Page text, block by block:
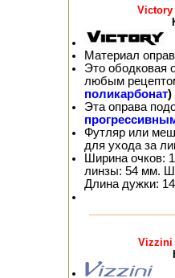
Victory
Материал
Это ободковая
любым
поликарбонат)
Эта оправа
Футляр или
для ухода за
Ширина очков:
линзы: 54 мм.
Длина дужки:
Vizzini